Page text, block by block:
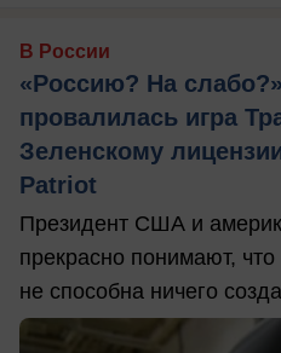
В России
«Россию? На
провалилась игра
Зеленскому
Patriot
Президент США и
прекрасно понимают,
не способна ничего